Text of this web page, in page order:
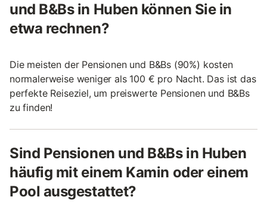
und B&Bs in Huben können Sie in
etwa rechnen?
Die meisten der Pensionen und B&Bs (90%) kosten
normalerweise weniger als 100 € pro Nacht. Das ist das
perfekte Reiseziel, um preiswerte Pensionen und B&Bs
zu finden!
Sind Pensionen und B&Bs in Huben
häufig mit einem Kamin oder einem
Pool ausgestattet?